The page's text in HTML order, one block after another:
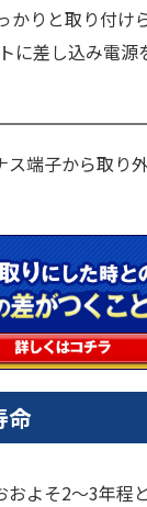
かりと取り付け
に差し込み電源
端子から取り
命
よそ2～3年程